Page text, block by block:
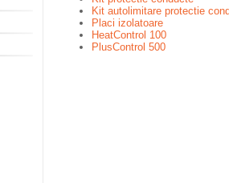
Kit autolimitare protectie
Placi izolatoare
HeatControl 100
PlusControl 500